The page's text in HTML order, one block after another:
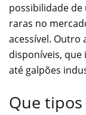
possibilidade de
raras no
acessível. Outro
disponíveis,
até galpões
Que